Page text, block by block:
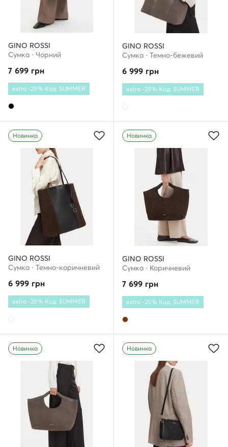
GINO ROSSI
Сумка · Чорний
7 699 грн
extra -25% Код: SUMMER
GINO ROSSI
Сумка · Темно-бежевий
6 999 грн
extra -25% Код: SUMMER
Новинка
GINO ROSSI
Сумка · Темно-коричневий
6 999 грн
extra -25% Код: SUMMER
Новинка
GINO ROSSI
Сумка · Коричневий
7 699 грн
extra -25% Код: SUMMER
Новинка Новинка